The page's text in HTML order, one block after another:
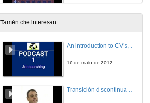
Retando ás ciencias: Enxeñería Biomédica
4 de mar. de 2015
Tamén che interesan
An introduction to CV’s, letters, and job searching
16 de maio de 2012